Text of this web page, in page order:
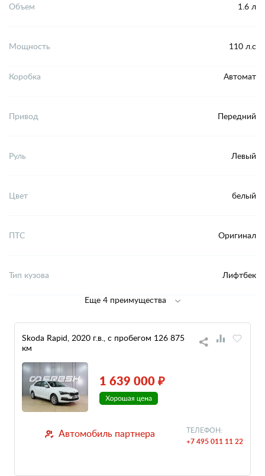
Объем 1.6 л
Мощность 110 л.с
Коробка Автомат
Привод Передний
Руль Левый
Цвет белый
ПТС Оригинал
Тип кузова Лифтбек
Еще 4 преимущества
Skoda Rapid, 2020 г.в., с пробегом 126 875
км
1 639 000 ₽
Автомобиль партнера ТЕЛЕФОН:
+7 495 011 11 22